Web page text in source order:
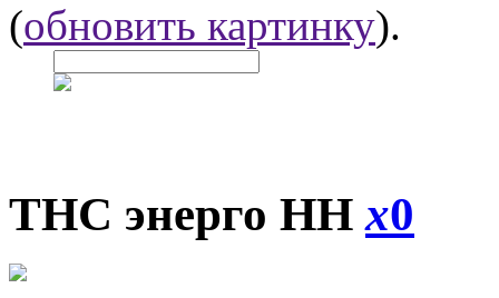
(обновить картинку).
ТНС энерго ННx0